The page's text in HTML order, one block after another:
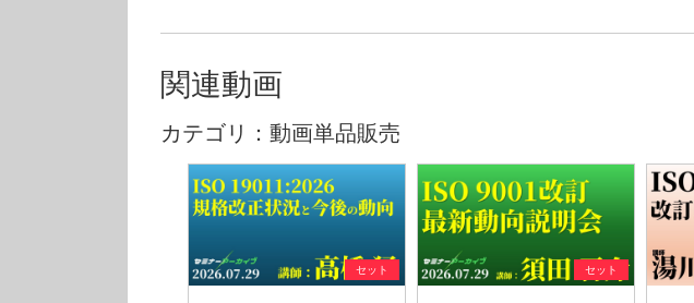
関連動画
カテゴリ：動画単品販売
セット セット